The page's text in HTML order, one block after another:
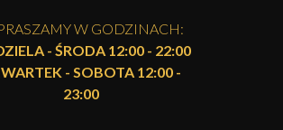
- ŚRODA 12:00 - 22:00
- SOBOTA 12:00 -
23:00